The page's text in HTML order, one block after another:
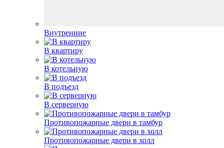
Внутренние
В квартиру
В котельную
В подъезд
В серверную
Противопожарные двери в тамбур
Противопожарные двери в холл